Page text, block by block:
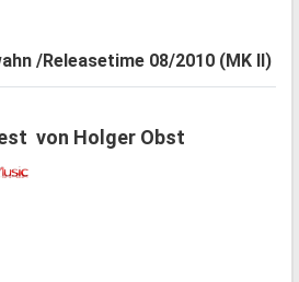
/Releasetime 08/2010 (MK II)
von Holger Obst